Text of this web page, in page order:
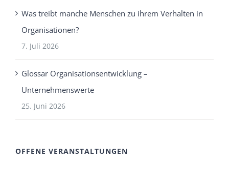
Was treibt manche Menschen zu ihrem Verhalten in
Organisationen?
7. Juli 2026
Glossar Organisationsentwicklung –
Unternehmenswerte
25. Juni 2026
OFFENE VERANSTALTUNGEN